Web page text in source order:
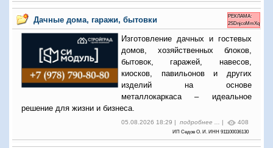
Дачные дома, гаражи, бытовки
РЕКЛАМА:
2SDnjcoMmXq
Изготовление дачных и гостевых
домов, хозяйственных блоков,
бытовок, гаражей, навесов,
киосков, павильонов и других
изделий на основе
металлокаркаса – идеальное
решение для жизни и бизнеса.
05.08.2026 18:29 | подробнее ... | 408
ИП Седов О. И. ИНН 911100036130